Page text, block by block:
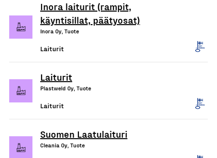
Inora laiturit (rampit,
käyntisillat, päätyosat)
Inora Oy, Tuote
Laiturit
Laiturit
Plastweld Oy, Tuote
Laiturit
Suomen Laatulaituri
Cleania Oy, Tuote